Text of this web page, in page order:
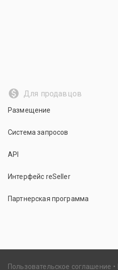
Для продавцов
Размещение
Система запросов
API
Интерфейс reSeller
Партнерская программа
Пользовательское соглашение